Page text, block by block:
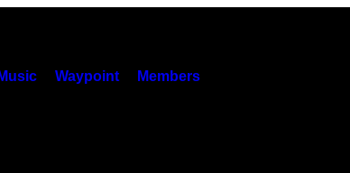
Music Waypoint Members